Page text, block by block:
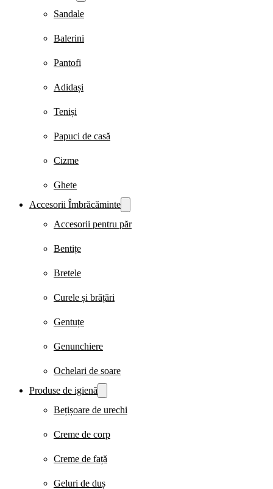
Sandale
Balerini
Pantofi
Adidași
Teniși
Papuci de casă
Cizme
Ghete
Accesorii Îmbrăcăminte
Accesorii pentru păr
Bentițe
Bretele
Curele și brățări
Gentuțe
Genunchiere
Ochelari de soare
Produse de igienă
Bețișoare de urechi
Creme de corp
Creme de față
Geluri de duș